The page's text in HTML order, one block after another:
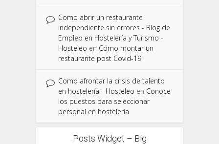
Como abrir un restaurante
independiente sin errores - Blog de
Empleo en Hostelería y Turismo -
Hosteleo en Cómo montar un
restaurante post Covid-19
Como afrontar la crisis de talento
en hostelería - Hosteleo en Conoce
los puestos para seleccionar
personal en hostelería
Posts Widget – Big